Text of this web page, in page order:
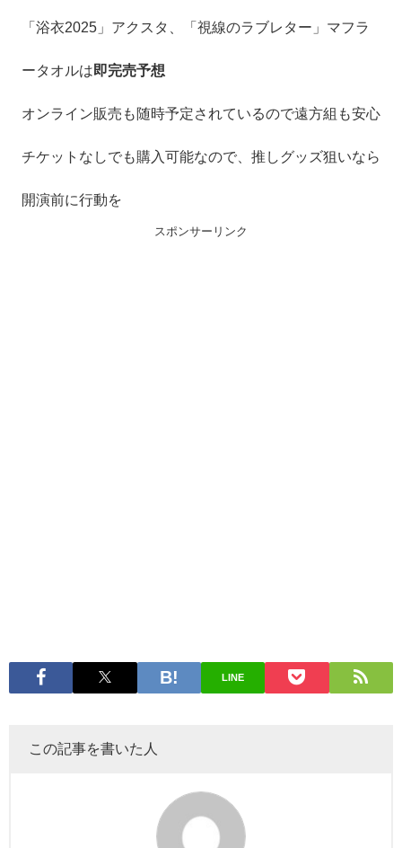
「浴衣2025」アクスタ、「視線のラブレター」マフラ
ータオルは 即完売予想
オンライン販売も随時予定されているので遠方組も安心
チケットなしでも購入可能なので、推しグッズ狙いなら
開演前に行動を
スポンサーリンク
LINE
この記事を書いた人